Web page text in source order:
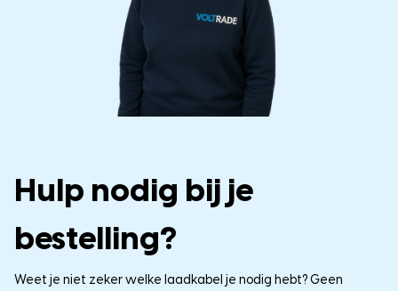
Hulp nodig bij je
bestelling?
Weet je niet zeker welke laadkabel je nodig hebt? Geen